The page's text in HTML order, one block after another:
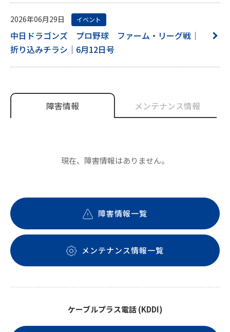
2026年06月29日 イベント
中日ドラゴンズ プロ野球 ファーム・リーグ戦｜
折り込みチラシ｜6月12日号
障害情報 メンテナンス情報
現在、障害情報はありません。
障害情報一覧
メンテナンス情報一覧
ケーブルプラス電話 (KDDI)